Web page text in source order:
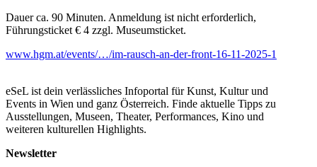
Dauer ca. 90 Minuten. Anmeldung ist nicht erforderlich,
Führungsticket € 4 zzgl. Museumsticket.
www.hgm.at/events/…/im-rausch-an-der-front-16-11-2025-1
eSeL ist dein verlässliches Infoportal für Kunst, Kultur und
Events in Wien und ganz Österreich. Finde aktuelle Tipps zu
Ausstellungen, Museen, Theater, Performances, Kino und
weiteren kulturellen Highlights.
Newsletter